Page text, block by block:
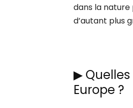
dans la
d’autant plus
▶
Europe ?